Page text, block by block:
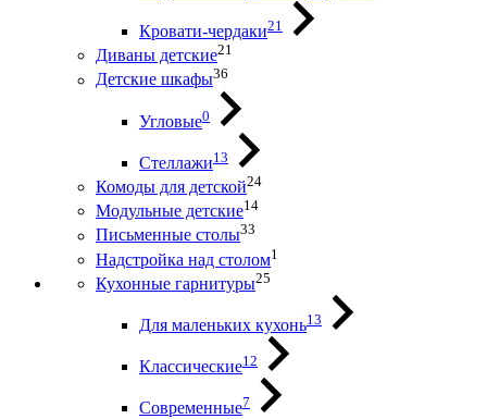
Кровати-чердаки21
Диваны детские21
Детские шкафы36
Угловые0
Стеллажи13
Комоды для детской24
Модульные детские14
Письменные столы33
Надстройка над столом1
Кухонные гарнитуры25
Для маленьких кухонь13
Классические12
Современные7